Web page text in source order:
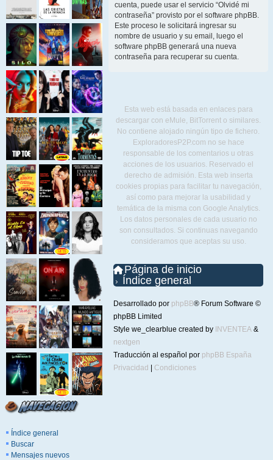
Índice general
Buscar
Mensajes nuevos
cuenta, puede usar el servicio “Olvidé mi
contraseña” provisto por el software phpBB.
Este proceso le solicitará ingresar su
nombre de usuario y su email, luego el
software phpBB generará una nueva
contraseña para recuperar su cuenta.
Esta web está basada en enlaces para
descargar con eMule, BitTorrent o similares.
No contiene alojado ningún tipo de fichero.
ExploradoresP2P.com no se hace
responsable de los comentarios u otras
acciones de los usuarios. Reservado el
derecho de admisión. Esta web inserta
cookies propias para facilitar tu navegación,
así como para mejorar la usabilidad y
temática de la misma con Google Analytics.
Los datos personales de cada usuario no
son consultados. Si continuas navegando
consideramos que aceptas su uso.
Página de inicio
Índice general
Desarrollado por phpBB® Forum Software ©
phpBB Limited
Style we_clearblue created by INVENTEA &
nextgen
Traducción al español por phpBB España
Privacidad
Condiciones